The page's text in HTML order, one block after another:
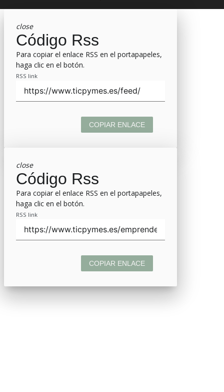
close
Código Rss
Para copiar el enlace RSS en el portapapeles,
haga clic en el botón.
RSS link
COPIAR ENLACE
close
Código Rss
Para copiar el enlace RSS en el portapapeles,
haga clic en el botón.
RSS link
COPIAR ENLACE